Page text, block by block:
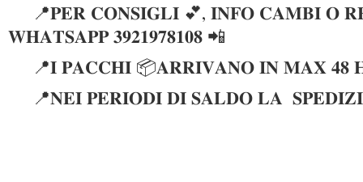
📍𝐏𝐄𝐑 𝐂𝐎𝐍𝐒𝐈𝐆𝐋𝐈 💕, 𝐈𝐍𝐅𝐎 𝐂𝐀𝐌𝐁𝐈 𝐎
𝐖𝐇𝐀𝐓𝐒𝐀𝐏𝐏 𝟑𝟗𝟐𝟏𝟗𝟕𝟖𝟏𝟎𝟖 📲
📍𝐈 𝐏𝐀𝐂𝐂𝐇𝐈 📦𝐀𝐑𝐑𝐈𝐕𝐀𝐍𝐎 𝐈𝐍 𝐌𝐀𝐗 𝟒𝟖
📍𝐍𝐄𝐈 𝐏𝐄𝐑𝐈𝐎𝐃𝐈 𝐃𝐈 𝐒𝐀𝐋𝐃𝐎 𝐋𝐀